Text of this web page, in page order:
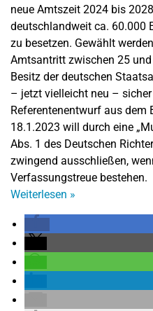
neue Amtszeit 2024 bis
deutschlandweit ca. 60.000
zu besetzen. Gewählt
Amtsantritt zwischen 25
Besitz der deutschen
– jetzt vielleicht neu –
Referentenentwurf aus
18.1.2023 will durch eine
Abs. 1 des Deutschen
zwingend ausschließen,
Verfassungstreue bestehen.
Weiterlesen »